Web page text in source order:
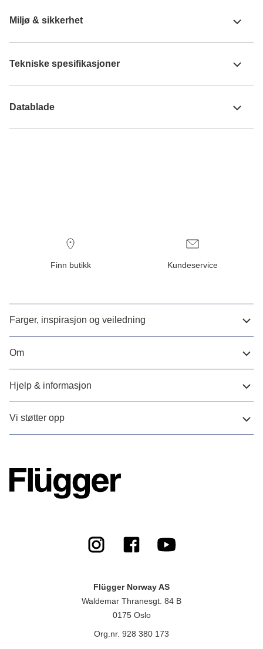
Miljø & sikkerhet
Tekniske spesifikasjoner
Datablade
Finn butikk Kundeservice
Farger, inspirasjon og veiledning
Om
Hjelp & informasjon
Vi støtter opp
Flügger Norway AS
Waldemar Thranesgt. 84 B
0175 Oslo
Org.nr. 928 380 173